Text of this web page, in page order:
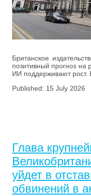
Британское
позитивный прогноз на
ИИ поддерживают рост.
Published: 15 July 2026
Глава
уйдет в
обвинений в